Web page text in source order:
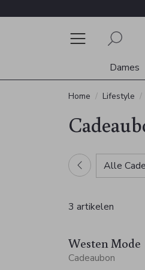
Dames
Home Lifestyle
Alle
3 artikelen
Westen Mode
Cadeaubon